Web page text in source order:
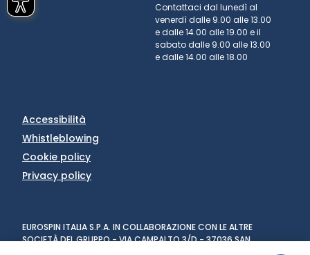
Contattaci dal lunedì al
venerdì dalle 9.00 alle 13.00
e dalle 14.00 alle 19.00 e il
sabato dalle 9.00 alle 13.00
e dalle 14.00 alle 18.00
Accessibilità
Whistleblowing
Cookie policy
Privacy policy
EUROSPIN ITALIA S.P.A. IN COLLABORAZIONE CON LE ALTRE
SOCIETÀ DEL GRUPPO - VIA CAMPALTO 3/D - 37036 SAN
MARTINO BUON ALBERGO (VR) - FAX +39 045 8782333 - PARTITA